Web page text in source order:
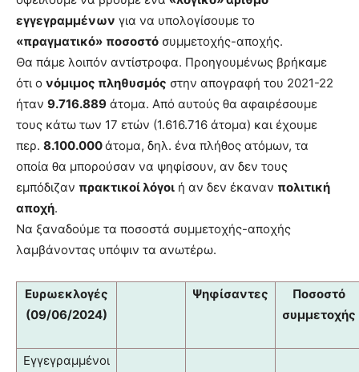
εγγεγραμμένων για να υπολογίσουμε το
«πραγματικό» ποσοστό συμμετοχής-αποχής.
Θα πάμε λοιπόν αντίστροφα. Προηγουμένως βρήκαμε
ότι ο νόμιμος πληθυσμός στην απογραφή του 2021-22
ήταν 9.716.889 άτομα. Από αυτούς θα αφαιρέσουμε
τους κάτω των 17 ετών (1.616.716 άτομα) και έχουμε
περ. 8.100.000άτομα, δηλ. ένα πλήθος ατόμων, τα
οποία θα μπορούσαν να ψηφίσουν, αν δεν τους
εμπόδιζαν πρακτικοί λόγοι ή αν δεν έκαναν πολιτική
αποχή.
Να ξαναδούμε τα ποσοστά συμμετοχής-αποχής
λαμβάνοντας υπόψιν τα ανωτέρω.
Ευρωεκλογές
(09/06/2024)
Ψηφίσαντες
Ποσοστό
συμμετοχής
Εγγεγραμμένοι